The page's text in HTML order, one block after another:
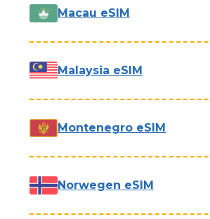
Macau eSIM
Malaysia eSIM
Montenegro eSIM
Norwegen eSIM